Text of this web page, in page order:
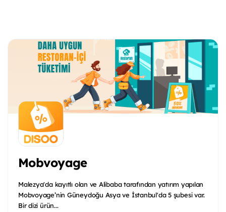
Mobvoyage
Malezya'da kayıtlı olan ve Alibaba tarafından yatırım yapılan
Mobvoyage’nin Güneydoğu Asya ve İstanbul'da 5 şubesi var.
Bir dizi ürün...